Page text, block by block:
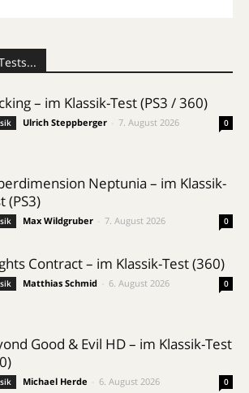
– im Klassik-Test (PS3 / 360)
Ulrich Steppberger 7. August 2026 0
Neptunia – im Klassik-
(PS3)
Max Wildgruber 7. August 2026 0
Contract – im Klassik-Test (360)
Matthias Schmid 6. August 2026 0
Good & Evil HD – im Klassik-Test
Michael Herde 6. August 2026 0